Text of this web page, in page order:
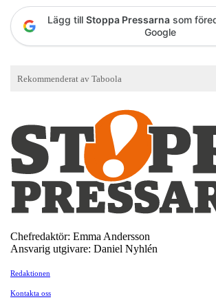
Lägg till Stoppa Pressarna som
Google
Chefredaktör: Emma Andersson
Ansvarig utgivare: Daniel Nyhlén
Redaktionen
Kontakta oss